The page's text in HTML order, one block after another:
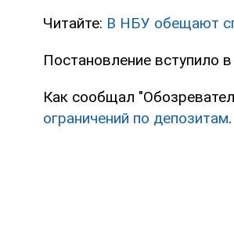
Читайте: В НБУ обещают
Постановление вступило
Как сообщал
ограничений по депозитам.